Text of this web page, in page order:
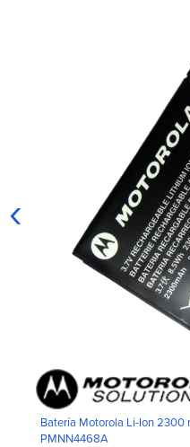
Batería Motorola Li-Ion 2300
PMNN4468A
‹